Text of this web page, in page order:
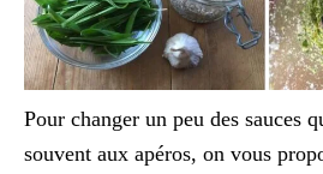
Pour changer un peu des sauces
souvent aux apéros, on vous